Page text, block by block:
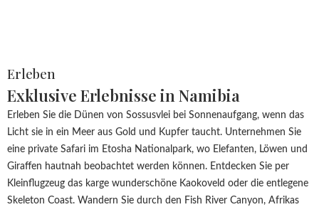
Erleben
Exklusive Erlebnisse in Namibia
Erleben Sie die Dünen von Sossusvlei bei Sonnenaufgang, wenn das
Licht sie in ein Meer aus Gold und Kupfer taucht. Unternehmen Sie
eine private Safari im Etosha Nationalpark, wo Elefanten, Löwen und
Giraffen hautnah beobachtet werden können. Entdecken Sie per
Kleinflugzeug das karge wunderschöne Kaokoveld oder die entlegene
Skeleton Coast. Wandern Sie durch den Fish River Canyon, Afrikas